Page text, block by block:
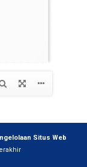
Situs Web